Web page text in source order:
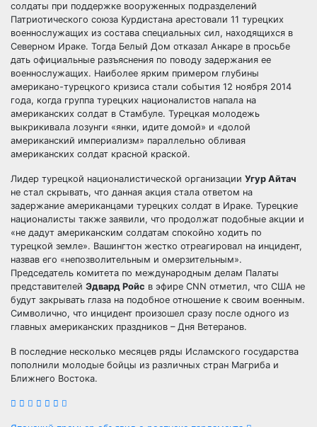
солдаты при поддержке вооруженных подразделений
Патриотического союза Курдистана арестовали 11 турецких
военнослужащих из состава специальных сил, находящихся в
Северном Ираке. Тогда Белый Дом отказал Анкаре в просьбе
дать официальные разъяснения по поводу задержания ее
военнослужащих. Наиболее ярким примером глубины
американо-турецкого кризиса стали события 12 ноября 2014
года, когда группа турецких националистов напала на
американских солдат в Стамбуле. Турецкая молодежь
выкрикивала лозунги «янки, идите домой» и «долой
американский империализм» параллельно обливая
американских солдат красной краской.
Лидер турецкой националистической организации Угур Айтач
не стал скрывать, что данная акция стала ответом на
задержание американцами турецких солдат в Ираке. Турецкие
националисты также заявили, что продолжат подобные акции и
«не дадут американским солдатам спокойно ходить по
турецкой земле». Вашингтон жестко отреагировал на инцидент,
назвав его «непозволительным и омерзительным».
Председатель комитета по международным делам Палаты
представителей Эдвард Ройс в эфире CNN отметил, что США не
будут закрывать глаза на подобное отношение к своим военным.
Символично, что инцидент произошел сразу после одного из
главных американских праздников – Дня Ветеранов.
В последние несколько месяцев ряды Исламского государства
пополнили молодые бойцы из различных стран Магриба и
Ближнего Востока.